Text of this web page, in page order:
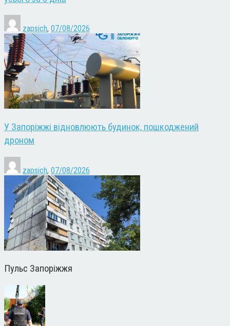
zapsich, 07/08/2026
У Запоріжжі відновлюють будинок, пошкоджений
дроном
zapsich, 07/08/2026
Пульс Запоріжжя